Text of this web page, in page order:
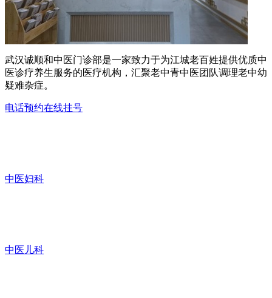
武汉诚顺和中医门诊部是一家致力于为江城老百姓提供优质中
医诊疗养生服务的医疗机构，汇聚老中青中医团队调理老中幼
疑难杂症。
电话预约在线挂号
中医妇科
中医儿科